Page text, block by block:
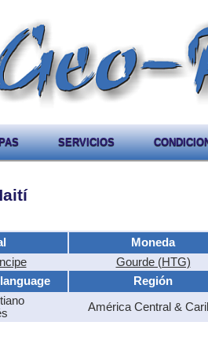
SERVICIOS
Moneda
Gourde (HTG)
Región
América Central &